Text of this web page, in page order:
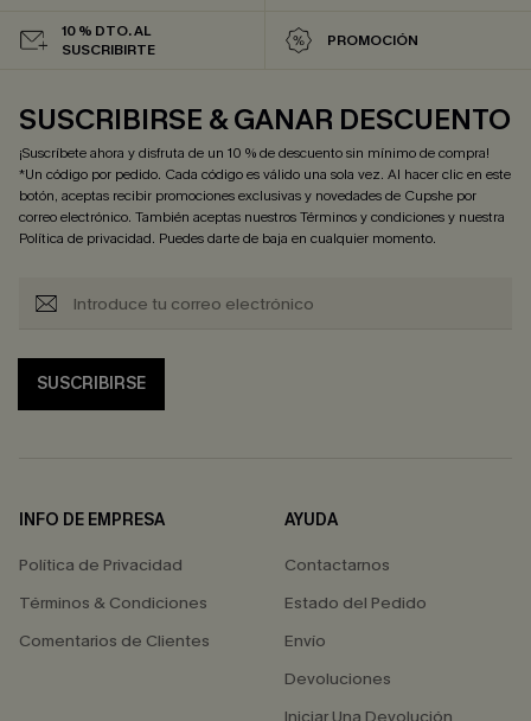
10 % DTO. AL
SUSCRIBIRTE
PROMOCIÓN
SUSCRIBIRSE & GANAR DESCUENTO
¡Suscríbete ahora y disfruta de un 10 % de descuento sin mínimo de compra!
*Un código por pedido. Cada código es válido una sola vez. Al hacer clic en este
botón, aceptas recibir promociones exclusivas y novedades de Cupshe por
correo electrónico. También aceptas nuestrosTérminos y condicionesy nuestra
Política de privacidad. Puedes darte de baja en cualquier momento.
SUSCRIBIRSE
INFO DE EMPRESA
Política de Privacidad
Términos & Condiciones
Comentarios de Clientes
AYUDA
Contactarnos
Estado del Pedido
Envío
Devoluciones